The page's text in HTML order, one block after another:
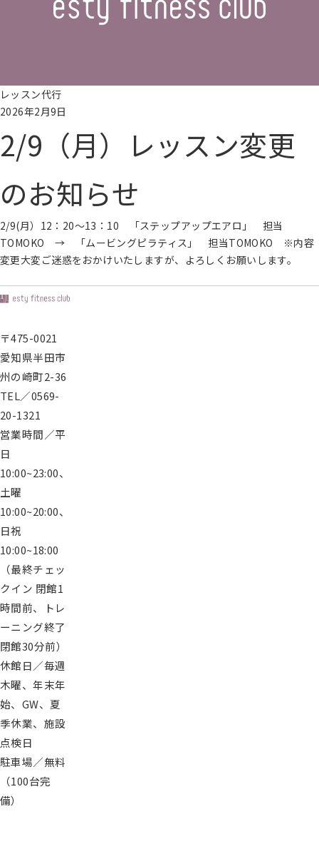
レッスン代行
2026年2月9日
2/9（月）レッスン変更
のお知らせ
2/9(月）12：20～13：10 「ステップアップエアロ」 担当
TOMOKO → 「ムービングピラティス」 担当TOMOKO ※内容
変更大変ご迷惑をおかけいたしますが、よろしくお願いします。
〒475-0021
愛知県半田市
州の崎町2-36
TEL／0569-
20-1321
営業時間／平
日
10:00~23:00、
土曜
10:00~20:00、
日祝
10:00~18:00
（最終チェッ
クイン 閉館1
時間前、トレ
ーニング終了
閉館30分前）
休館日／毎週
木曜、年末年
始、GW、夏
季休業、施設
点検日
駐車場／無料
（100台完
備）